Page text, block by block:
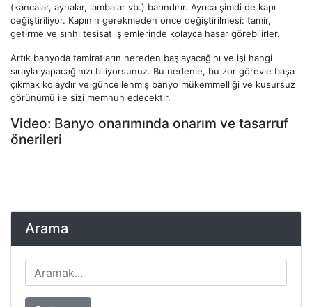
(kancalar, aynalar, lambalar vb.) barındırır. Ayrıca şimdi de kapı
değiştiriliyor. Kapının gerekmeden önce değiştirilmesi: tamir,
getirme ve sıhhi tesisat işlemlerinde kolayca hasar görebilirler.
Artık banyoda tamiratların nereden başlayacağını ve işi hangi
sırayla yapacağınızı biliyorsunuz. Bu nedenle, bu zor görevle başa
çıkmak kolaydır ve güncellenmiş banyo mükemmelliği ve kusursuz
görünümü ile sizi memnun edecektir.
Video: Banyo onarımında onarım ve tasarruf
önerileri
Arama